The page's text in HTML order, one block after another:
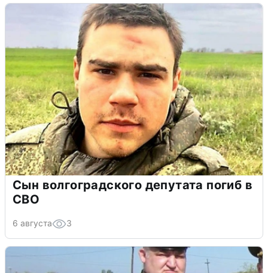
Сын волгоградского депутата погиб в
СВО
6 августа 3